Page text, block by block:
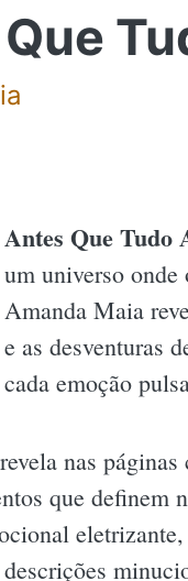
Antes Que Tudo
um universo onde
Amanda Maia
e as desventuras
cada emoção
nas
que definem